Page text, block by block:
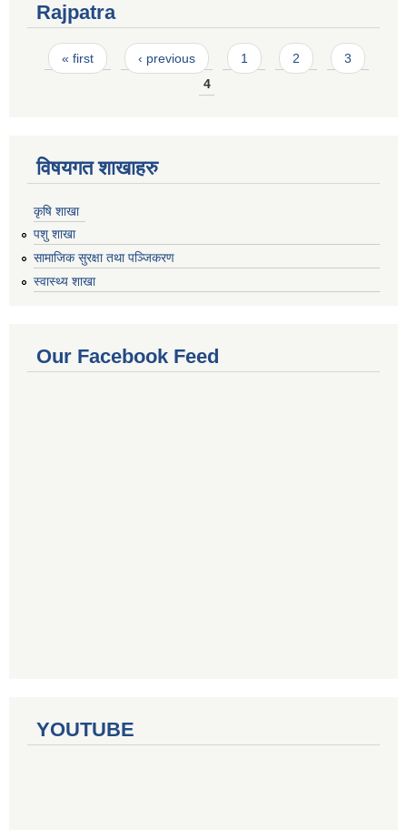
Rajpatra
Pages
« first ‹ previous 1 2
3
4
विषयगत शाखाहरु
कृषि शाखा
पशु शाखा
सामाजिक सुरक्षा तथा पञ्जिकरण
स्वास्थ्य शाखा
Our Facebook Feed
YOUTUBE